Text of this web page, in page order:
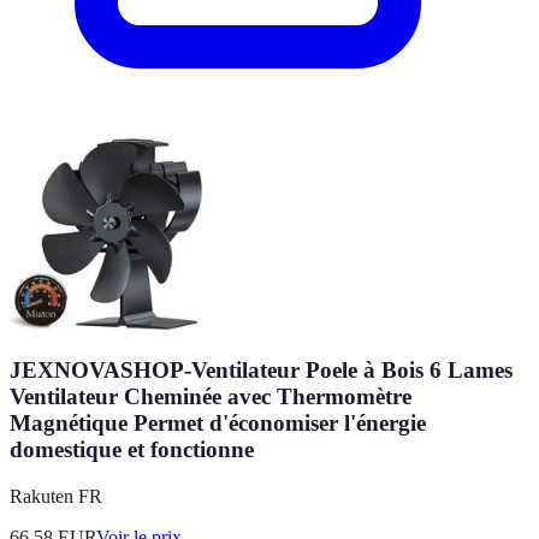
JEXNOVASHOP-Ventilateur Poele à Bois 6 Lames
Ventilateur Cheminée avec Thermomètre
Magnétique Permet d'économiser l'énergie
domestique et fonctionne
Rakuten FR